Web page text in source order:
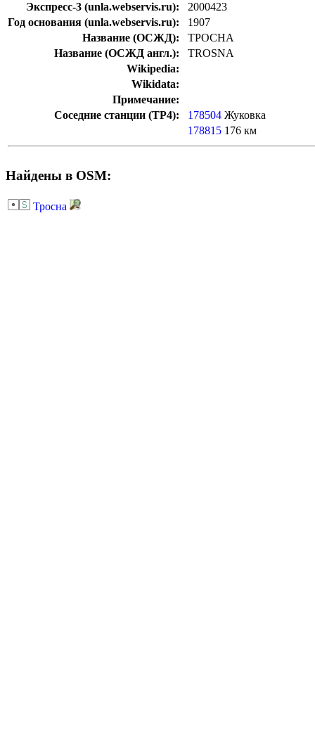
Экспресс-3 (unla.webservis.ru):
2000423
Год основания (unla.webservis.ru):
1907
Название (ОСЖД):
ТРОСНА
Название (ОСЖД англ.):
TROSNA
Wikipedia:
Wikidata:
Примечание:
Соседние станции (ТР4):
178504 Жуковка
178815 176 км
Найдены в OSM:
Тросна